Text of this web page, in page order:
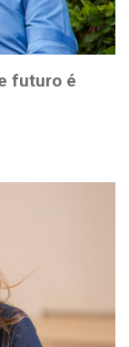
futuro é